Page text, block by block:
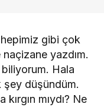
hepimiz gibi çok
yazdım.
Hala
düşündüm.
kırgın mıydı? Ne